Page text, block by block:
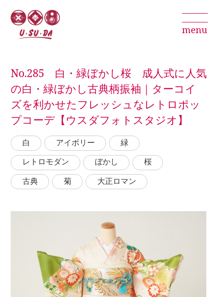
menu
No.285 白・緑ぼかし桜 成人式に人気
の白・緑ぼかし古典柄振袖｜ターコイ
ズを利かせたフレッシュなレトロポッ
プコーデ【ウスダフォトスタジオ】
白 アイボリー
緑
レトロモダン
ぼかし
桜
古典
菊 大正ロマン